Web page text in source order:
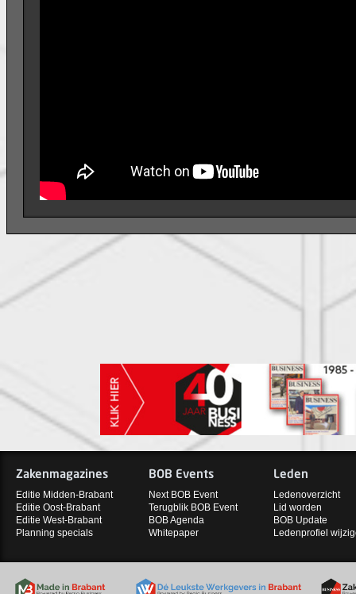
Zakenmagazines
Editie Midden-Brabant
Editie Oost-Brabant
Editie West-Brabant
Planning specials
BOB Events
Next BOB Event
Terugblik BOB Event
BOB Agenda
Whitepaper
Leden
Ledenoverzicht
Lid worden
BOB Update
Ledenprofiel